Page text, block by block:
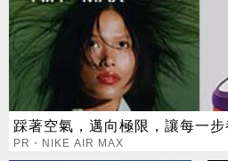
踩著空氣，邁向極限，讓每一步
PR・NIKE AIR MAX